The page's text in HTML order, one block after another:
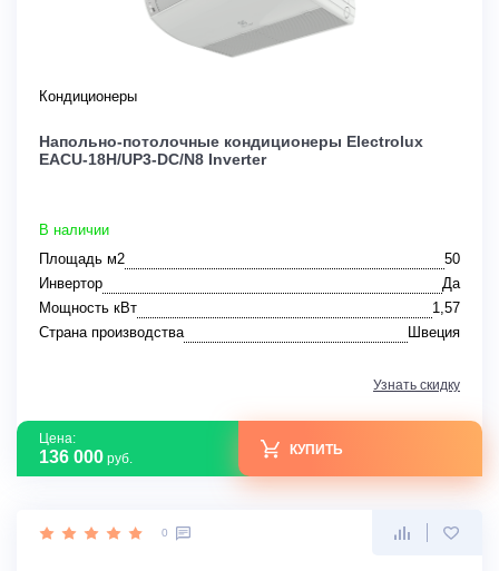
Кондиционеры
Напольно-потолочные кондиционеры Electrolux
EACU-18H/UP3-DC/N8 Inverter
В наличии
Площадь м2
50
Инвертор
Да
Мощность кВт
1,57
Страна производства
Швеция
Узнать скидку
Цена:
136 000 руб.
КУПИТЬ
0